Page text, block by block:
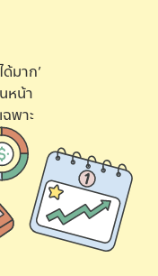
มาก’
หน้า
พาะ